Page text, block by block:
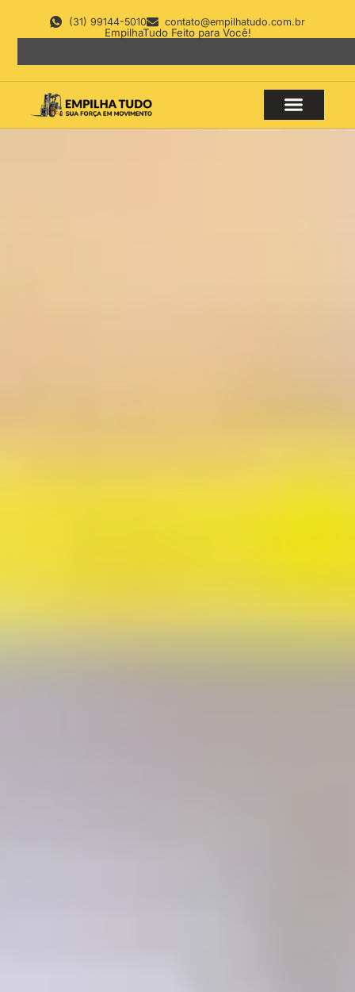
(31) 99144-5010 contato@empilhatudo.com.br
EmpilhaTudo Feito para Você!